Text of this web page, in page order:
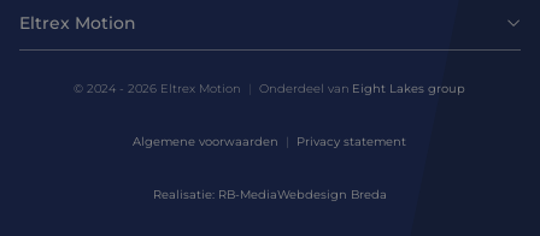
Drives & controllers
Mechanicals
Motion Control Solutions
Agri-food
Harsh environments
Eltrex Motion
© 2024 - 2026 Eltrex Motion Onderdeel van Eight Lakes group
Algemene voorwaarden Privacy statement
Realisatie: RB-MediaWebdesign Breda